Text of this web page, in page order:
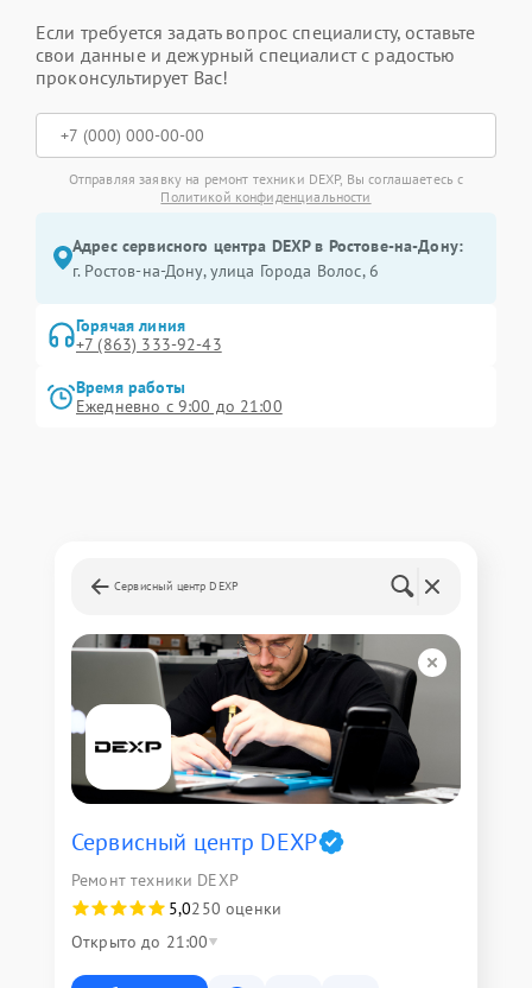
Если требуется задать вопрос специалисту, оставьте
свои данные и дежурный специалист с радостью
проконсультирует Вас!
Отправляя заявку на ремонт техники DEXP, Вы соглашаетесь с
Политикой конфиденциальности
Адрес сервисного центра DEXP в Ростове-на-Дону:
г. Ростов-на-Дону, улица Города Волос, 6
Горячая линия
+7 (863) 333-92-43
Время работы
Ежедневно с 9:00 до 21:00
Сервисный центр DEXP
Сервисный центр DEXP
Ремонт техники DEXP
5,0250 оценки
Открыто до 21:00